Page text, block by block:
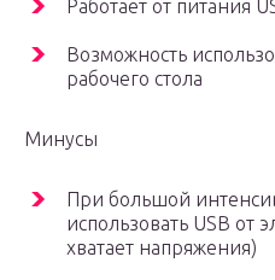
Работает от питания
Возможность
рабочего стола
Минусы
При большой
использовать USB от
хватает напряжения)